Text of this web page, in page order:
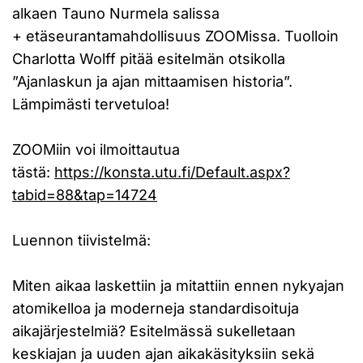
alkaen Tauno Nurmela salissa
+ etäseurantamahdollisuus ZOOMissa. Tuolloin
Charlotta Wolff pitää esitelmän otsikolla
”Ajanlaskun ja ajan mittaamisen historia”.
Lämpimästi tervetuloa!
ZOOMiin voi ilmoittautua
tästä: https://konsta.utu.fi/Default.aspx?
tabid=88&tap=14724
Luennon tiivistelmä:
Miten aikaa laskettiin ja mitattiin ennen nykyajan
atomikelloa ja moderneja standardisoituja
aikajärjestelmiä? Esitelmässä sukelletaan
keskiajan ja uuden ajan aikakäsityksiin sekä